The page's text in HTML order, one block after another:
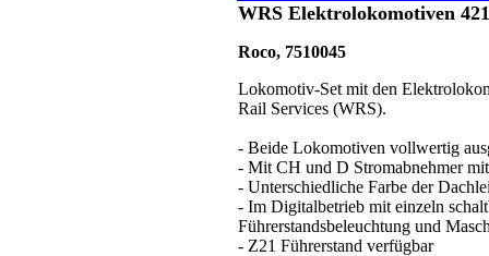
WRS Elektrolokomotiven
Roco, 7510045
Lokomotiv-Set mit den
Rail Services (WRS).
- Beide Lokomotiven vollwertig
- Mit CH und D Stromabnehmer
- Unterschiedliche Farbe der
- Im Digitalbetrieb mit einzeln
Führerstandsbeleuchtung und
- Z21 Führerstand verfügbar